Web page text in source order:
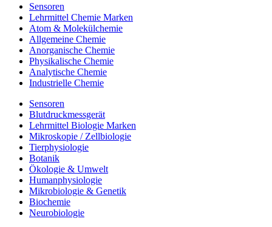
Sensoren
Lehrmittel Chemie Marken
Atom & Molekülchemie
Allgemeine Chemie
Anorganische Chemie
Physikalische Chemie
Analytische Chemie
Industrielle Chemie
Sensoren
Blutdruckmessgerät
Lehrmittel Biologie Marken
Mikroskopie / Zellbiologie
Tierphysiologie
Botanik
Ökologie & Umwelt
Humanphysiologie
Mikrobiologie & Genetik
Biochemie
Neurobiologie